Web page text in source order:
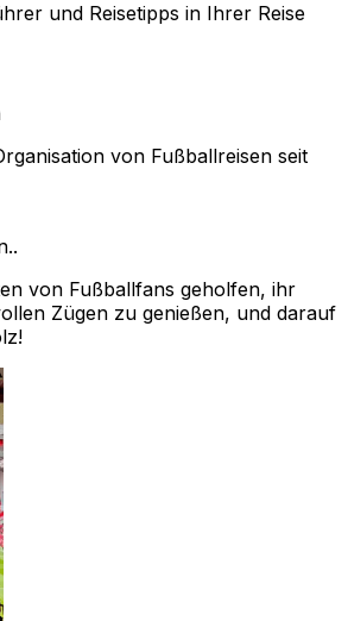
und Reisetipps in Ihrer Reise
von Fußballreisen seit
von Fußballfans geholfen, ihr
Zügen zu genießen, und darauf